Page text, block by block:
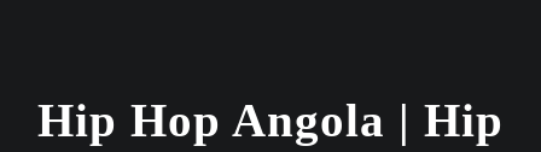
Hip Hop Angola | Hip